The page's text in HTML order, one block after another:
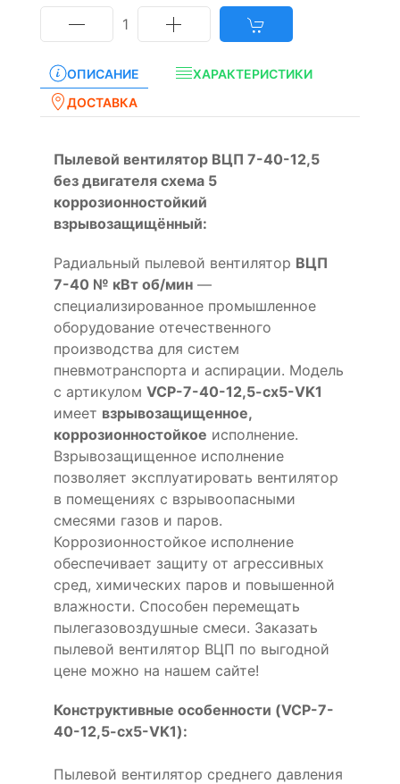
1
ОПИСАНИЕ
ХАРАКТЕРИСТИКИ
ДОСТАВКА
Пылевой вентилятор ВЦП 7-40-12,5
без двигателя схема 5
коррозионностойкий
взрывозащищённый:
Радиальный пылевой вентилятор ВЦП
7-40 № кВт об/мин —
специализированное промышленное
оборудование отечественного
производства для систем
пневмотранспорта и аспирации. Модель
с артикулом VCP-7-40-12,5-cx5-VK1
имеет взрывозащищенное,
коррозионностойкое исполнение.
Взрывозащищенное исполнение
позволяет эксплуатировать вентилятор
в помещениях с взрывоопасными
смесями газов и паров.
Коррозионностойкое исполнение
обеспечивает защиту от агрессивных
сред, химических паров и повышенной
влажности. Способен перемещать
пылегазовоздушные смеси. Заказать
пылевой вентилятор ВЦП по выгодной
цене можно на нашем сайте!
Конструктивные особенности (VCP-7-
40-12,5-cx5-VK1):
Пылевой вентилятор среднего давления